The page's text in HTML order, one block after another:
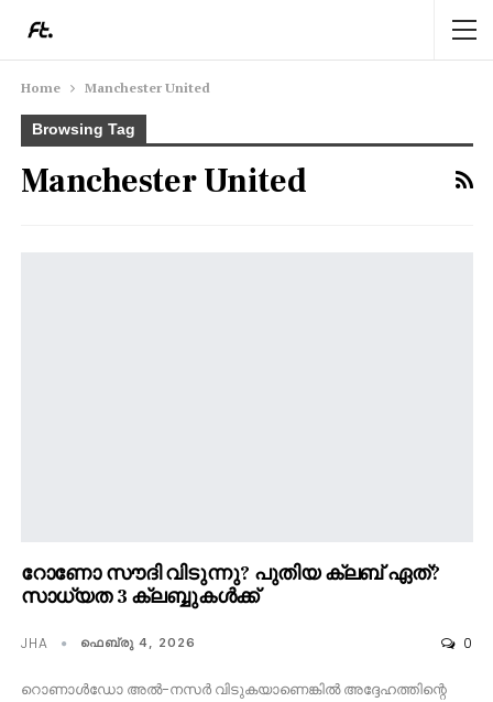
Home Manchester United
Browsing Tag
Manchester United
റോണോ സൗദി വിടുന്നു? പുതിയ ക്ലബ് ഏത്?
സാധ്യത 3 ക്ലബ്ബുകൾക്ക്
JHA ഫെബ്രു 4, 2026 0
റൊണാൾഡോ അൽ-നസർ വിടുകയാണെങ്കിൽ അദ്ദേഹത്തിന്റെ